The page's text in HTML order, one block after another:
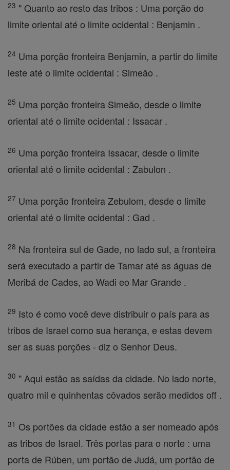
23 " Quanto ao resto das tribos : Uma porção do
limite oriental até o limite ocidental : Benjamin .
24 Uma porção fronteira Benjamin, a partir do limite
leste até o limite ocidental : Simeão .
25 Uma porção fronteira Simeão, desde o limite
oriental até o limite ocidental : Issacar .
26 Uma porção fronteira Issacar, desde o limite
oriental até o limite ocidental : Zabulon .
27 Uma porção fronteira Zebulom, desde o limite
oriental até o limite ocidental : Gad .
28 Na fronteira sul de Gade, no lado sul, a fronteira
será executado a partir de Tamar até as águas de
Meribá de Cades, ao Wadi eo Mar Grande .
29 Isto é como você deve distribuir o país para as
tribos de Israel como sua herança, e estas devem
ser as suas porções - diz o Senhor Deus.
30 " Aqui estão as saídas da cidade. No lado norte,
quatro mil e quinhentas côvados serão medidos off .
31 Os portões da cidade estão a ser nomeado após
as tribos de Israel. Três portas para o norte : uma
porta de Rúben, um portão de Judá, um portão de